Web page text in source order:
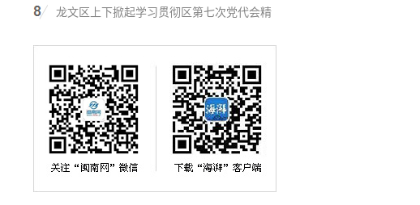
龙文区上下掀起学习贯彻区第七次党代会精